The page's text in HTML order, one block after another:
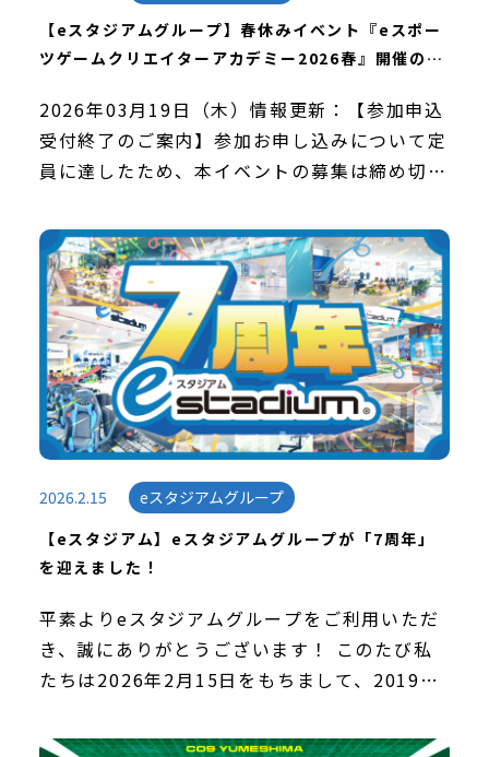
【eスタジアムグループ】春休みイベント『eスポー
ツゲームクリエイターアカデミー2026春』開催のお
2026年03月19日（木）情報更新：【参加申込
受付終了のご案内】参加お申し込みについて定
員に達したため、本イベントの募集は締め切ら
ありがとうございました。 平素は格別のご愛
顧を […]
2026.2.15
eスタジアムグループ
【eスタジアム】eスタジアムグループが「7周年」
を迎えました！
平素よりeスタジアムグループをご利用いただ
き、誠にありがとうございます！ このたび私
たちは2026年2月15日をもちまして、2019年
を迎えることができました。皆様からの温かい